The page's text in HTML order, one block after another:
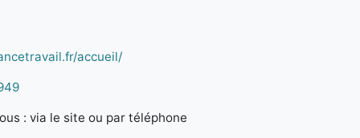
accueil/
: via le site ou par téléphone